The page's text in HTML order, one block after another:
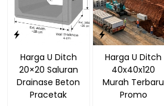
Harga U Ditch
20×20 Saluran
Drainase Beton
Pracetak
Harga U Ditch
40x40x120
Murah Terbaru
Promo